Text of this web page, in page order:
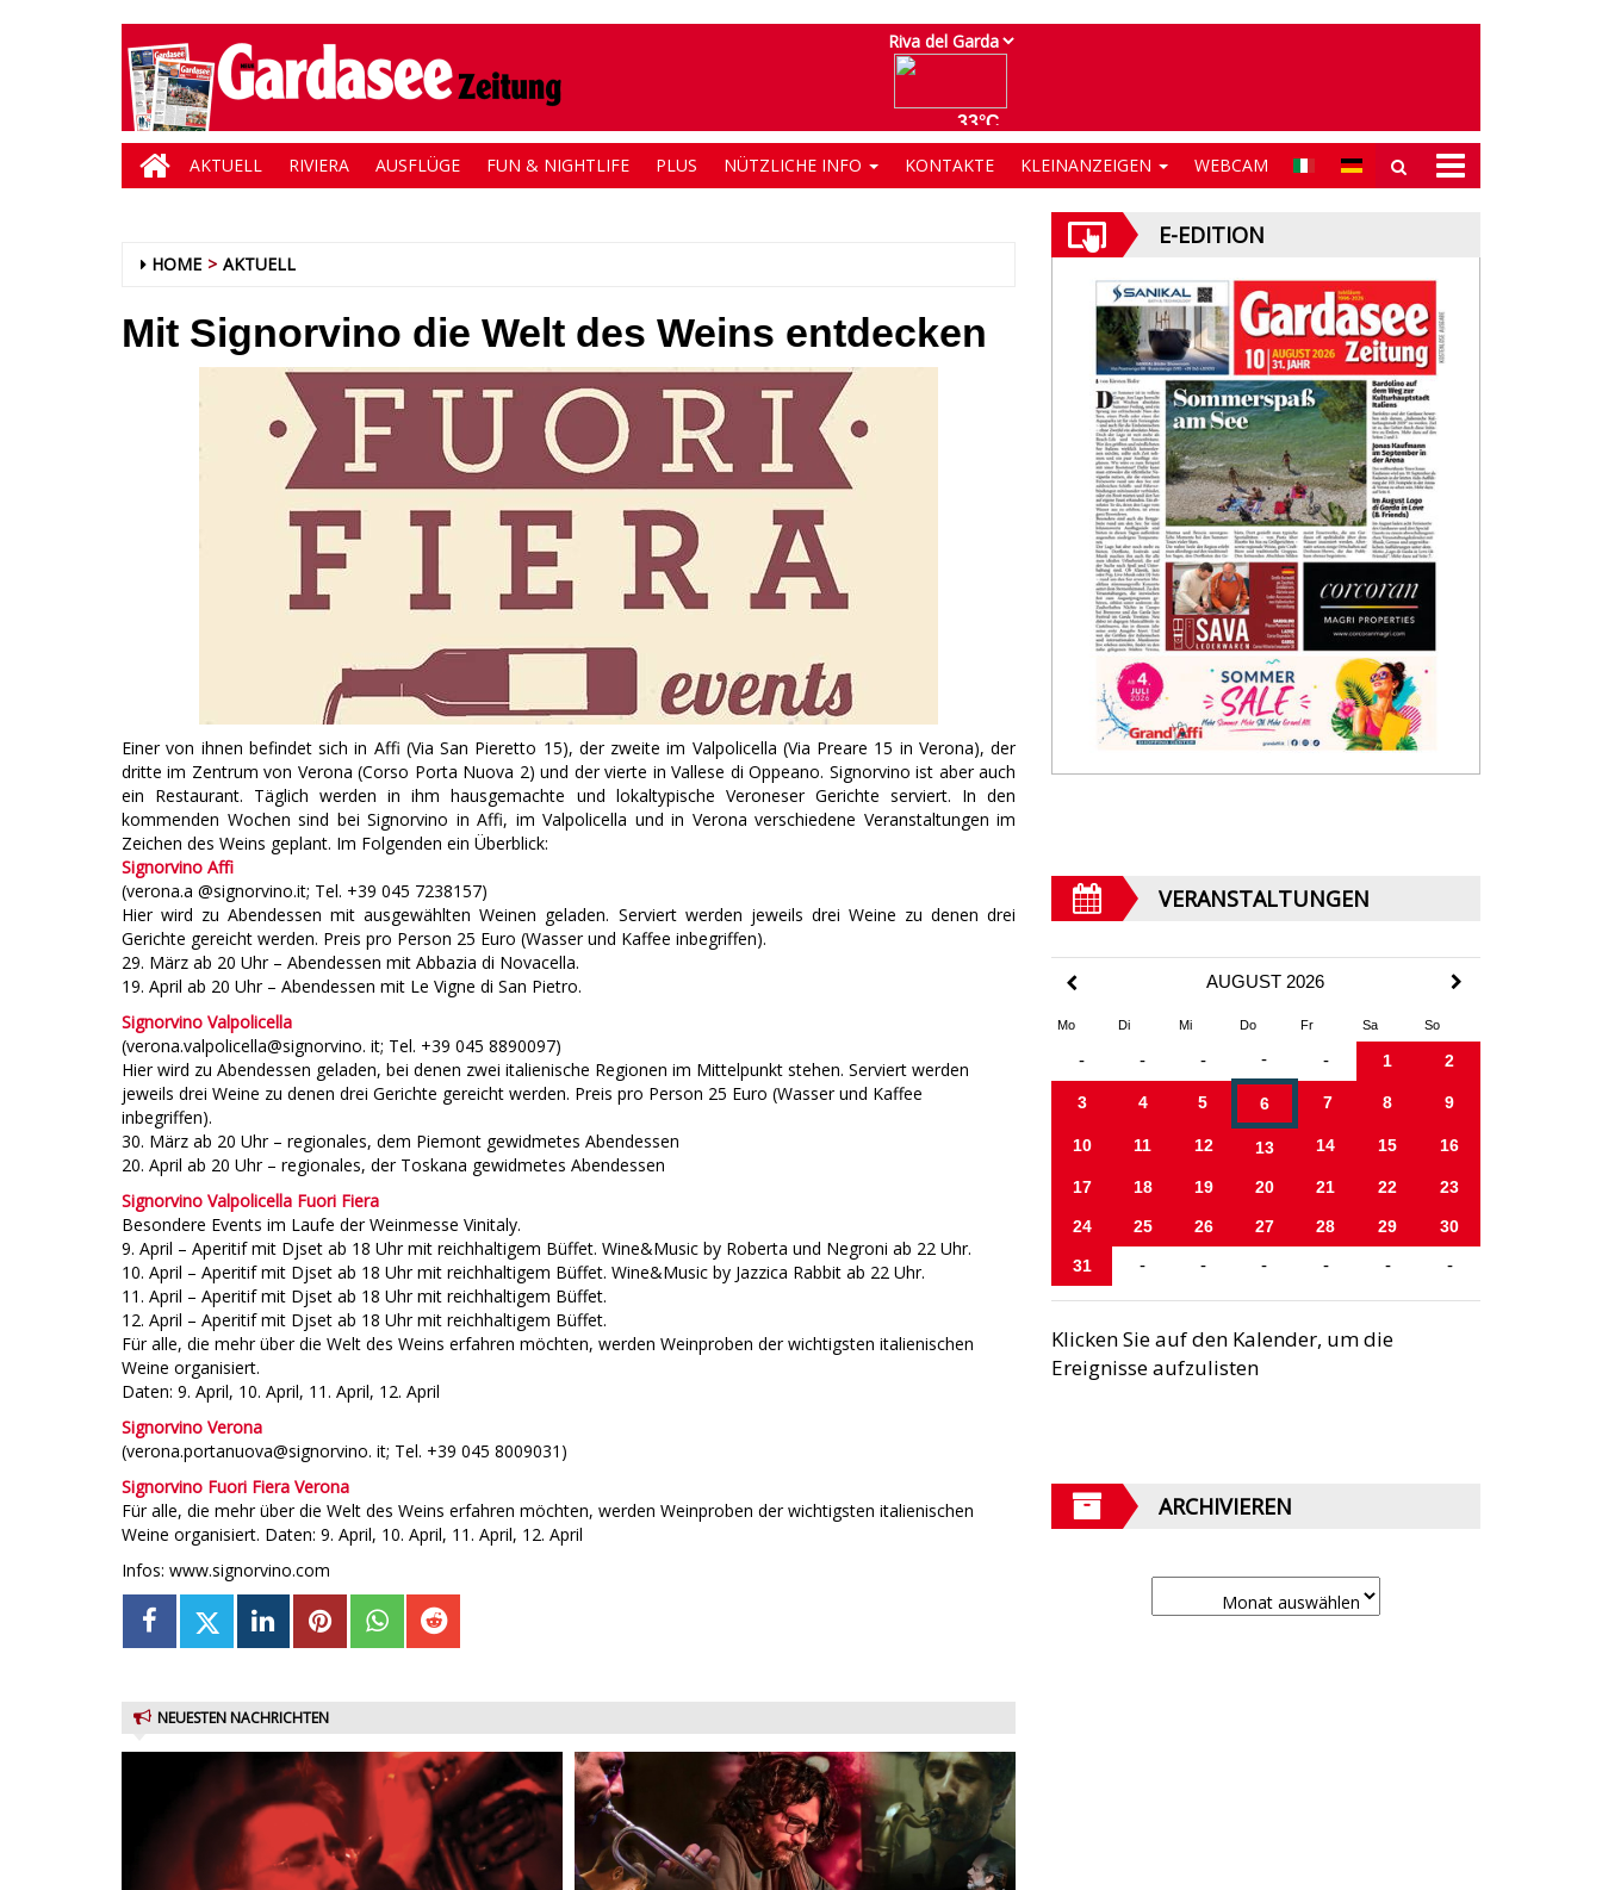
AKTUELL RIVIERA AUSFLÜGE FUN & NIGHTLIFE PLUS NÜTZLICHE INFO KONTAKTE KLEINANZEIGEN WEBCAM
HOME AKTUELL
Mit Signorvino die Welt des Weins entdecken
Einer von ihnen befindet sich in Affi (Via San Pieretto 15), der zweite im Valpolicella (Via Preare 15 in Verona), der
dritte im Zentrum von Verona (Corso Porta Nuova 2) und der vierte in Vallese di Oppeano. Signorvino ist aber auch
ein Restaurant. Täglich werden in ihm hausgemachte und lokaltypische Veroneser Gerichte serviert. In den
kommenden Wochen sind bei Signorvino in Affi, im Valpolicella und in Verona verschiedene Veranstaltungen im
Zeichen des Weins geplant. Im Folgenden ein Überblick:
Signorvino Affi
(verona.a @signorvino.it; Tel. +39 045 7238157)
Hier wird zu Abendessen mit ausgewählten Weinen geladen. Serviert werden jeweils drei Weine zu denen drei
Gerichte gereicht werden. Preis pro Person 25 Euro (Wasser und Kaffee inbegriffen).
29. März ab 20 Uhr – Abendessen mit Abbazia di Novacella.
19. April ab 20 Uhr – Abendessen mit Le Vigne di San Pietro.
Signorvino Valpolicella
(verona.valpolicella@signorvino. it; Tel. +39 045 8890097)
Hier wird zu Abendessen geladen, bei denen zwei italienische Regionen im Mittelpunkt stehen. Serviert werden
jeweils drei Weine zu denen drei Gerichte gereicht werden. Preis pro Person 25 Euro (Wasser und Kaffee
inbegriffen).
30. März ab 20 Uhr – regionales, dem Piemont gewidmetes Abendessen
20. April ab 20 Uhr – regionales, der Toskana gewidmetes Abendessen
Signorvino Valpolicella Fuori Fiera
Besondere Events im Laufe der Weinmesse Vinitaly.
9. April – Aperitif mit Djset ab 18 Uhr mit reichhaltigem Büffet. Wine&Music by Roberta und Negroni ab 22 Uhr.
10. April – Aperitif mit Djset ab 18 Uhr mit reichhaltigem Büffet. Wine&Music by Jazzica Rabbit ab 22 Uhr.
11. April – Aperitif mit Djset ab 18 Uhr mit reichhaltigem Büffet.
12. April – Aperitif mit Djset ab 18 Uhr mit reichhaltigem Büffet.
Für alle, die mehr über die Welt des Weins erfahren möchten, werden Weinproben der wichtigsten italienischen
Weine organisiert.
Daten: 9. April, 10. April, 11. April, 12. April
Signorvino Verona
(verona.portanuova@signorvino. it; Tel. +39 045 8009031)
Signorvino Fuori Fiera Verona
Für alle, die mehr über die Welt des Weins erfahren möchten, werden Weinproben der wichtigsten italienischen
Weine organisiert. Daten: 9. April, 10. April, 11. April, 12. April
Infos: www.signorvino.com
NEUESTEN NACHRICHTEN
E-EDITION
VERANSTALTUNGEN
AUGUST 2026
Mo Di Mi Do Fr Sa So
- - - - - 1 2
3 4 5 6 7 8 9
10 11 12 13 14 15 16
17 18 19 20 21 22 23
24 25 26 27 28 29 30
31 - - - - - -
Klicken Sie auf den Kalender, um die
Ereignisse aufzulisten
ARCHIVIEREN